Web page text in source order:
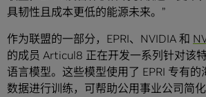
具韧性且成本更低的能源未来。”
作为联盟的一部分，EPRI、NVIDIA 和
的成员 Articul8 正在开发一系列针对该
语言模型。这些模型使用了 EPRI 专有
数据进行训练，可帮助公用事业公司简